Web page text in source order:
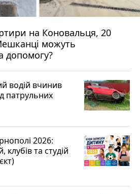
на Коновальця, 20
можуть
допомогу?
водій вчинив
патрульних
2026:
клубів та студій